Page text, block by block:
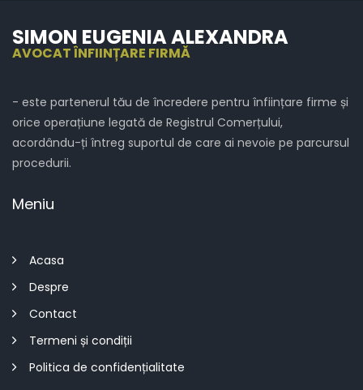
SIMON EUGENIA ALEXANDRA
AVOCAT ÎNFIINȚARE FIRMĂ
- este partenerul tău de încredere pentru înființare firme și
orice operațiune legată de Registrul Comerțului,
acordându-ți întreg suportul de care ai nevoie pe parcursul
procedurii.
Meniu
Acasa
Despre
Contact
Termeni și condiții
Politica de confidențialitate